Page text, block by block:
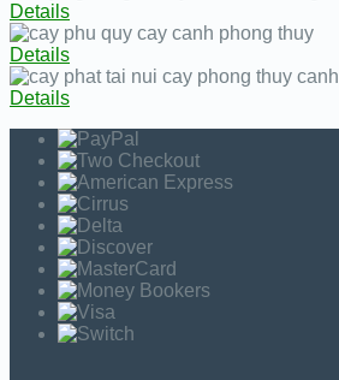
Details
Details
Details